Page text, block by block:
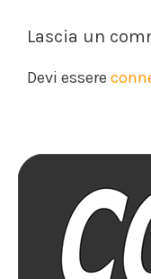
Lascia un
Devi essere